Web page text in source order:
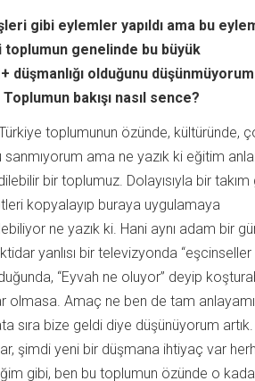
gibi eylemler yapıldı ama bu
toplumun genelinde bu büyük
olduğunu düşünmüyorum
bakışı nasıl sence?
toplumunun özünde, kültüründe,
ama ne yazık ki eğitim
bir toplumuz. Dolayısıyla bir takım
kopyalayıp buraya uygulamaya
ne yazık ki. Hani aynı adam bir
yanlısı bir televizyonda “eşcinseller
“Eyvah ne oluyor” deyip
Amaç ne ben de tam
sıra bize geldi diye düşünüyorum artık.
şimdi yeni bir düşmana ihtiyaç var
gibi, ben bu toplumun özünde o